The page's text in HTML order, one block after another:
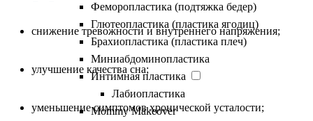
Феморопластика (подтяжка бедер)
Глютеопластика (пластика ягодиц)
Брахиопластика (пластика плеч)
Миниабдоминопластика
Интимная пластика
Лабиопластика
Mommy Makeover
снижение тревожности и внутреннего напряжения;
улучшение качества сна;
уменьшение симптомов хронической усталости;